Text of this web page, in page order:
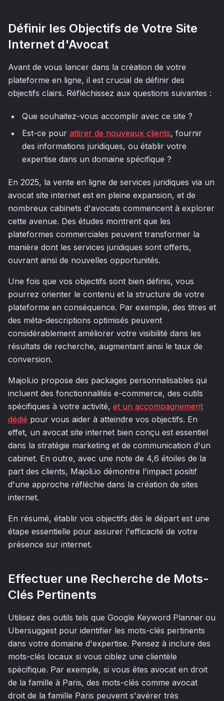
Définir les Objectifs de Votre Site
Internet d'Avocat
Avant de vous lancer dans la création de votre
plateforme en ligne, il est crucial de définir des
objectifs clairs. Réfléchissez aux questions suivantes :
Que souhaitez-vous accomplir avec ce site ?
Est-ce pour attirer de nouveaux clients, fournir
des informations juridiques, ou établir votre
expertise dans un domaine spécifique ?
En 2025, la vente en ligne de services juridiques via un
avocat site internet est en pleine expansion, et de
nombreux cabinets d'avocats commencent à explorer
cette avenue. Des études montrent que les
plateformes commerciales peuvent transformer la
manière dont les services juridiques sont offerts,
ouvrant ainsi de nouvelles opportunités.
Une fois que vos objectifs sont bien définis, vous
pourrez orienter le contenu et la structure de votre
plateforme en conséquence. Par exemple, des titres et
des méta-descriptions optimisés peuvent
considérablement améliorer votre visibilité dans les
résultats de recherche, augmentant ainsi le taux de
conversion.
Majoli.io propose des packages personnalisables qui
incluent des fonctionnalités e-commerce, des outils
spécifiques à votre activité, et un accompagnement
dédié pour vous aider à atteindre vos objectifs. En
effet, un avocat site internet bien conçu est essentiel
dans la stratégie marketing et de communication d'un
cabinet. En outre, avec une note de 4,6 étoiles de la
part des clients, Majoli.io démontre l'impact positif
d'une approche réfléchie dans la création de sites
internet.
En résumé, établir vos objectifs dès le départ est une
étape essentielle pour assurer l'efficacité de votre
présence sur internet.
Effectuer une Recherche de Mots-
Clés Pertinents
Utilisez des outils tels que Google Keyword Planner ou
Ubersuggest pour identifier les mots-clés pertinents
dans votre domaine d'expertise. Pensez à inclure des
mots-clés locaux si vous ciblez une clientèle
spécifique. Par exemple, si vous êtes avocat en droit
de la famille à Paris, des mots-clés comme avocat
droit de la famille Paris peuvent s'avérer très